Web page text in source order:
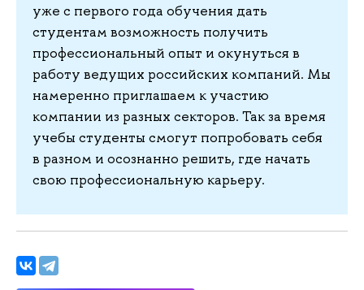
уже с первого года обучения дать
студентам возможность получить
профессиональный опыт и окунуться в
работу ведущих российских компаний. Мы
намеренно приглашаем к участию
компании из разных секторов. Так за время
учебы студенты смогут попробовать‎ себя
в разном и осознанно решить, где начать
свою профессиональную карьеру.